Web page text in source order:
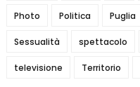
Photo Politica Puglia
Sessualità spettacolo
televisione Territorio